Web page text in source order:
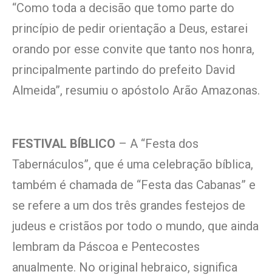
“Como toda a decisão que tomo parte do
princípio de pedir orientação a Deus, estarei
orando por esse convite que tanto nos honra,
principalmente partindo do prefeito David
Almeida”, resumiu o apóstolo Arão Amazonas.
FESTIVAL BÍBLICO – A “Festa dos
Tabernáculos”, que é uma celebração bíblica,
também é chamada de “Festa das Cabanas” e
se refere a um dos três grandes festejos de
judeus e cristãos por todo o mundo, que ainda
lembram da Páscoa e Pentecostes
anualmente. No original hebraico, significa